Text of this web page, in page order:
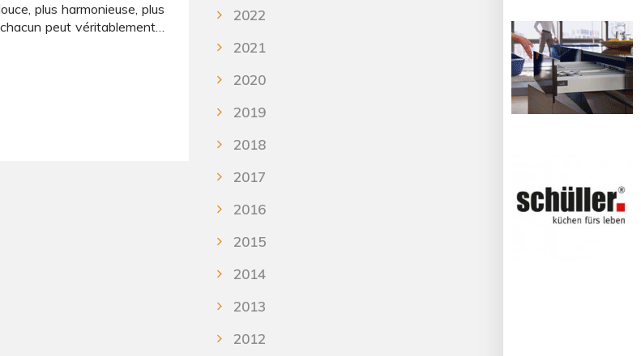
plus harmonieuse, plus
peut véritablement…
2022
2021
2020
2019
2018
2017
2016
2015
2014
2013
2012